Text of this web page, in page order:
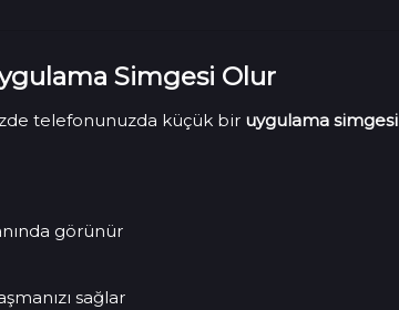
Simgesi Olur
telefonunuzda küçük bir uygulama simgesi
görünür
sağlar